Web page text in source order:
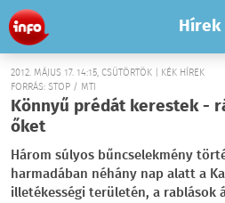
Hírek
2012. MÁJUS 17. 14:15, CSÜTÖRTÖK | KÉK HÍREK
FORRÁS: STOP / MTI
Könnyű prédát kerestek -
őket
Három súlyos bűncselekmény
harmadában néhány nap alatt a
illetékességi területén, a rablások